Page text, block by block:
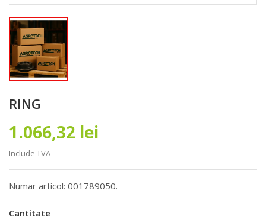
RING
1.066,32 lei
Include TVA
Numar articol: 001789050.
Cantitate